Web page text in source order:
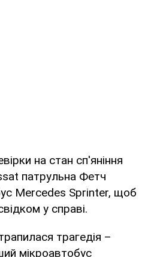
на стан сп'яніння
патрульна Фетч
Mercedes Sprinter, щоб
у справі.
трагедія –
мікроавтобус